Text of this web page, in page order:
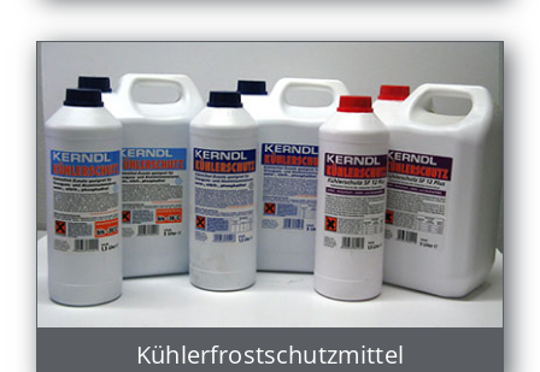
Kühlerfrostschutzmittel